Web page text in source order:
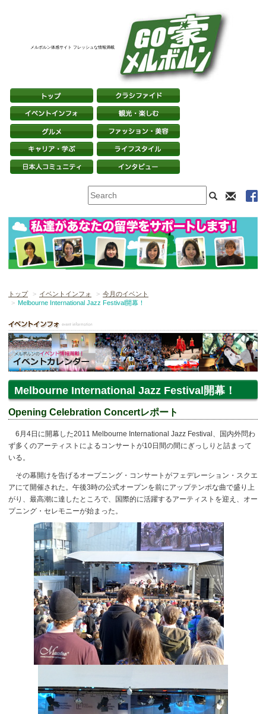
メルボルン体感サイト フレッシュな情報満載
トップ イベントインフォ
今月のイベント
Melbourne International Jazz Festival開幕！
Melbourne International Jazz Festival開幕！
Opening Celebration Concertレポート
6月4日に開幕した2011 Melbourne International Jazz Festival、国内外問わ
ず多くのアーティストによるコンサートが10日間の間にぎっしりと詰まって
いる。
その幕開けを告げるオープニング・コンサートがフェデレーション・スクエ
アにて開催された。午後3時の公式オープンを前にアップテンポな曲で盛り上
がり、最高潮に達したところで、国際的に活躍するアーティストを迎え、オー
プニング・セレモニーが始まった。